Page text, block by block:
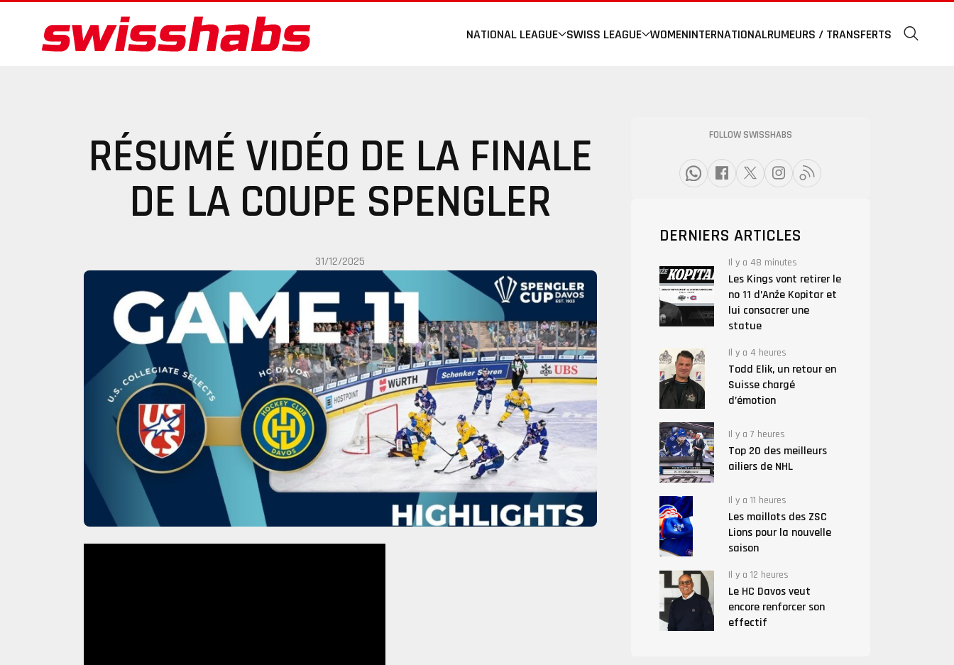
NATIONAL LEAGUE SWISS LEAGUE WOMENINTERNATIONALRUMEURS / TRANSFERTS
RÉSUMÉ VIDÉO DE LA FINALE
DE LA COUPE SPENGLER
31/12/2025
FOLLOW SWISSHABS
DERNIERS ARTICLES
Il y a 48 minutes
Les Kings vont retirer le
no 11 d’Anže Kopitar et
lui consacrer une
statue
Il y a 4 heures
Todd Elik, un retour en
Suisse chargé
d’émotion
Il y a 7 heures
Top 20 des meilleurs
ailiers de NHL
Il y a 11 heures
Les maillots des ZSC
Lions pour la nouvelle
saison
Il y a 12 heures
Le HC Davos veut
encore renforcer son
effectif